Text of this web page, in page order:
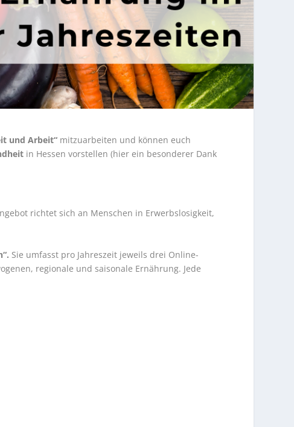
und Arbeit“ mitzuarbeiten und können euch
in Hessen vorstellen (hier ein besonderer Dank
richtet sich an Menschen in Erwerbslosigkeit,
Sie umfasst pro Jahreszeit jeweils drei Online-
regionale und saisonale Ernährung. Jede